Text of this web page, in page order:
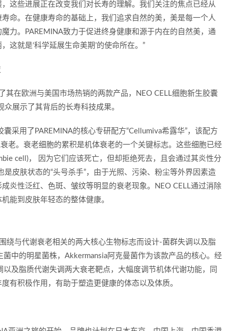
这些进展正在改变我们对长寿的理解。我们关注的焦点已经从
命。在健康寿命的基础上，我们追求自然的美，美是每一个人
力。PAREMINA致力于促进终身健康和源于内在的自然美，通
这就是‘科学延展生命美期’的使命所在。”
其在欧洲与美国市场热销的两款产品，NEO CELL细胞新生胶囊
展示了其背后的长寿科技成果。
采用了PAREMINA的核心专研配方“Cellumiva希露华”，该配方
老。衰老细胞的累积是机体衰老的一个关键标志。这些细胞已经
cell)， 因为它们应该死亡，但却拒绝死去，且会通过其炎性分
皮肤状态的“头号杀手”，由于光照、污染、粉尘等外界因素造
炎性泛红、色斑、皱纹等明显的衰老现象。NEO CELL通过消除
能到皮肤年轻态的整体健康。
绕与代谢衰老相关的两大核心生物标志而设计-菌群失调以及脂
中的明星菌株，Akkermansia阿克曼菌作为该款产品的核心。经
及脂质代谢失调两大衰老靶点，大幅度调节机体代谢功能，同
有积极作用，有助于塑造更健康的体态以及体质。